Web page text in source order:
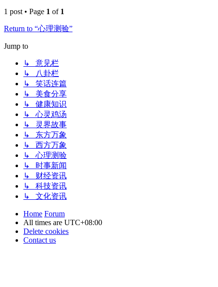
1 post • Page 1 of 1
Return to “心理测验”
Jump to
↳ 意见栏
↳ 八卦栏
↳ 笑话连篇
↳ 美食分享
↳ 健康知识
↳ 心灵鸡汤
↳ 灵界故事
↳ 东方万象
↳ 西方万象
↳ 心理测验
↳ 时事新闻
↳ 财经资讯
↳ 科技资讯
↳ 文化资讯
Home Forum
All times are UTC+08:00
Delete cookies
Contact us